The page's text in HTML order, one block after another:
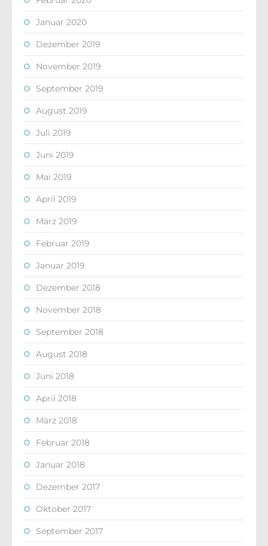
Januar 2020
Dezember 2019
November 2019
September 2019
August 2019
Juli 2019
Juni 2019
Mai 2019
April 2019
März 2019
Februar 2019
Januar 2019
Dezember 2018
November 2018
September 2018
August 2018
Juni 2018
April 2018
März 2018
Februar 2018
Januar 2018
Dezember 2017
Oktober 2017
September 2017